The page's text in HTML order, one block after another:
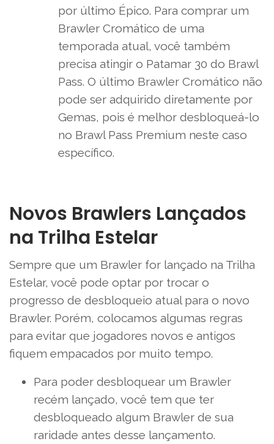
por último Épico. Para comprar um
Brawler Cromático de uma
temporada atual, você também
precisa atingir o Patamar 30 do Brawl
Pass. O último Brawler Cromático não
pode ser adquirido diretamente por
Gemas, pois é melhor desbloqueá-lo
no Brawl Pass Premium neste caso
específico.
Novos Brawlers Lançados
na Trilha Estelar
Sempre que um Brawler for lançado na Trilha
Estelar, você pode optar por trocar o
progresso de desbloqueio atual para o novo
Brawler. Porém, colocamos algumas regras
para evitar que jogadores novos e antigos
fiquem empacados por muito tempo.
Para poder desbloquear um Brawler
recém lançado, você tem que ter
desbloqueado algum Brawler de sua
raridade antes desse lançamento.